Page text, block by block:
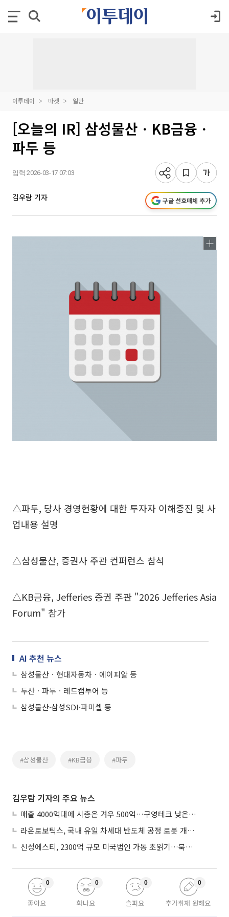
이투데이 마켓 일반
[오늘의 IR] 삼성물산ㆍKB금융ㆍ
파두 등
입력 2026-03-17 07:03
김우람 기자 구글 선호매체 추가
△파두, 당사 경영현황에 대한 투자자 이해증진 및 사
업내용 설명
△삼성물산, 증권사 주관 컨퍼런스 참석
△KB금융, Jefferies 증권 주관 "2026 Jefferies Asia
Forum" 참가
AI 추천 뉴스
삼성물산ㆍ현대자동차ㆍ에이피알 등
두산ㆍ파두ㆍ레드캡투어 등
삼성물산·삼성SDI·파미셀 등
#삼성물산 #KB금융 #파두
김우람 기자의 주요 뉴스
매출 4000억대에 시총은 겨우 500억…구영테크 낮은 몸값에 저가 승계 마무리
라온로보틱스, 국내 유일 차세대 반도체 공정 로봇 개발 ‘고객사 테스트 진행’
신성에스티, 2300억 규모 미국법인 가동 초읽기…북미 ESS 공략 본격화
좋아요
0
화나요
0
슬퍼요
0
추가취재 원해요
0